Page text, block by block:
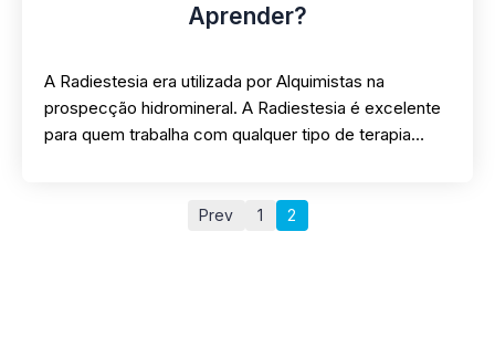
Aprender?
A Radiestesia era utilizada por Alquimistas na
prospecção hidromineral. A Radiestesia é excelente
para quem trabalha com qualquer tipo de terapia…
Prev 1 2